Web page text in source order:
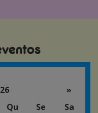
»
Qu Se
Sa